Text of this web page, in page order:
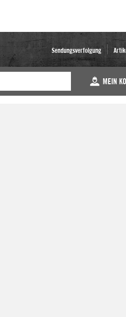
Sendungsverfolgung
MEIN